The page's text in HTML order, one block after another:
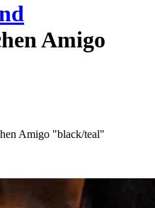
Amigo
Amigo "black/teal"